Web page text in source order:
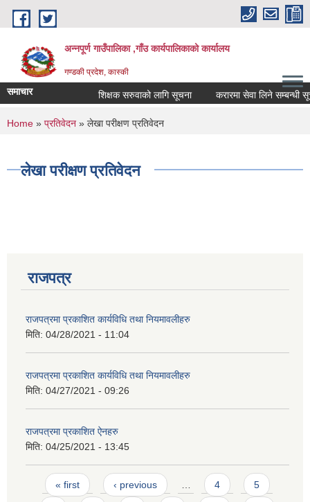
Skip to main content
अन्नपूर्ण गाउँपालिका ,गाँउ कार्यपालिकाको कार्यालय
गण्डकी प्रदेश, कास्की
समाचार शिक्षक सरुवाको लागि सूचना करारमा सेवा लिने सम्बन्धी
You are here
Home » प्रतिवेदन » लेखा परीक्षण प्रतिवेदन
लेखा परीक्षण प्रतिवेदन
राजपत्र
राजपत्रमा प्रकाशित कार्यविधि तथा नियमावलीहरु
मिति: 04/28/2021 - 11:04
राजपत्रमा प्रकाशित कार्यविधि तथा नियमावलीहरु
मिति: 04/27/2021 - 09:26
राजपत्रमा प्रकाशित ऐनहरु
मिति: 04/25/2021 - 13:45
Pages
« first ‹ previous 4 5